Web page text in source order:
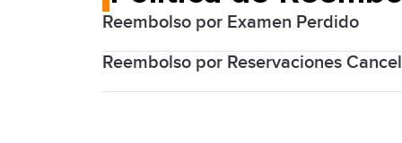
Reembolso por Examen Perdido
En caso de un examen perdido, hay
Reembolso por Reservaciones